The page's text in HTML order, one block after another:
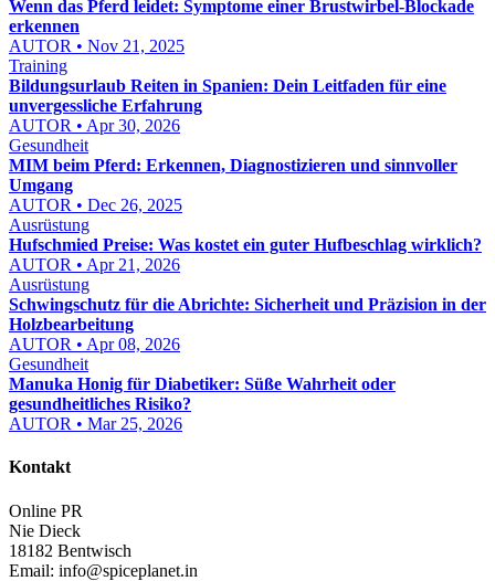
Wenn das Pferd leidet: Symptome einer Brustwirbel-Blockade
erkennen
AUTOR • Nov 21, 2025
Training
Bildungsurlaub Reiten in Spanien: Dein Leitfaden für eine
unvergessliche Erfahrung
AUTOR • Apr 30, 2026
Gesundheit
MIM beim Pferd: Erkennen, Diagnostizieren und sinnvoller
Umgang
AUTOR • Dec 26, 2025
Ausrüstung
Hufschmied Preise: Was kostet ein guter Hufbeschlag wirklich?
AUTOR • Apr 21, 2026
Ausrüstung
Schwingschutz für die Abrichte: Sicherheit und Präzision in der
Holzbearbeitung
AUTOR • Apr 08, 2026
Gesundheit
Manuka Honig für Diabetiker: Süße Wahrheit oder
gesundheitliches Risiko?
AUTOR • Mar 25, 2026
Kontakt
Online PR
Nie Dieck
18182 Bentwisch
Email: info@spiceplanet.in